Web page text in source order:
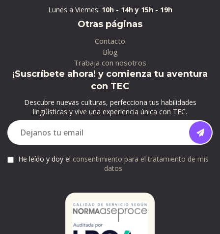
Lunes a Viernes: 10h - 14h y 15h - 19h
Otras páginas
Contacto
Blog
Trabaja con nosotros
¡Suscríbete ahora! y comienza tu aventura
con TEC
Descubre nuevas culturas, perfecciona tus habilidades
lingüísticas y vive una experiencia única con TEC.
He leído y doy el consentimiento para el tratamiento de mis
datos